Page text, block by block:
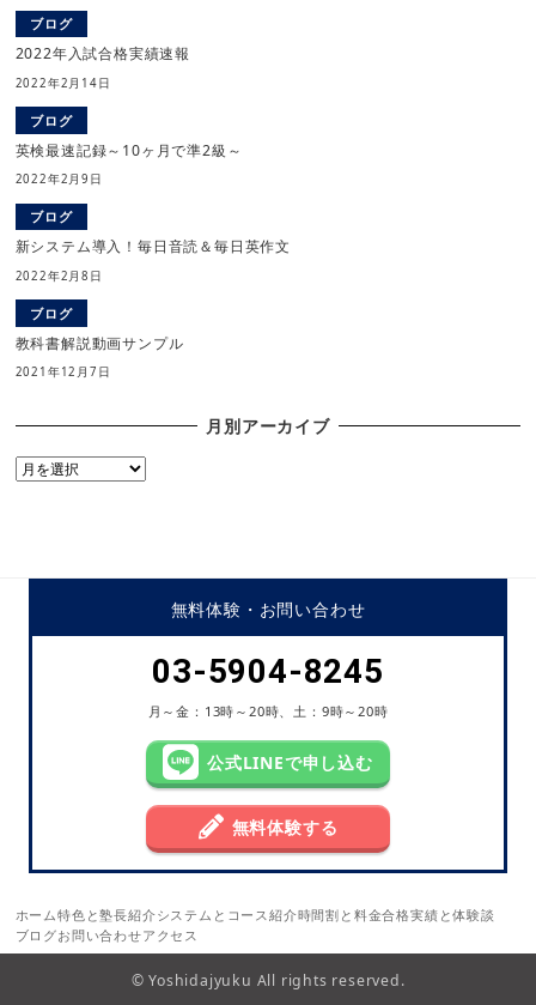
ブログ
2022年入試合格実績速報
2022年2月14日
ブログ
英検最速記録～10ヶ月で準2級～
2022年2月9日
ブログ
新システム導入！毎日音読＆毎日英作文
2022年2月8日
ブログ
教科書解説動画サンプル
2021年12月7日
月別アーカイブ
月
無料体験・ お問い合わせ
03-5904-8245
月～金：13時～20時、土：9時～20時
公式LINEで申し込む
無料体験する
ホーム特色と塾長紹介システムとコース紹介時間割と料金合格実績と体験談
ブログお問い合わせアクセス
© Yoshidajyuku All rights reserved.